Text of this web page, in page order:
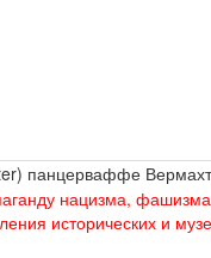
панцерваффе
нацизма,
исторических и